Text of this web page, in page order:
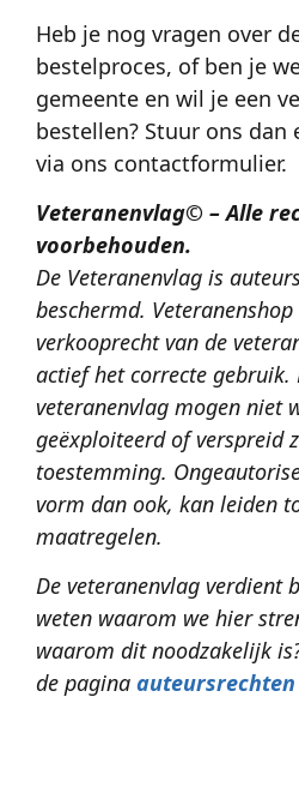
Heb je nog vragen over
bestelproces, of ben je
gemeente en wil je een
bestellen? Stuur ons dan
via ons contactformulier.
Veteranenvlag© – Alle
voorbehouden.
De Veteranenvlag is
beschermd.
verkooprecht van de
actief het correcte gebruik.
veteranenvlag mogen niet
geëxploiteerd of verspreid
toestemming.
vorm dan ook, kan leiden
maatregelen.
De veteranenvlag verdient
weten waarom we hier
waarom dit noodzakelijk
de pagina